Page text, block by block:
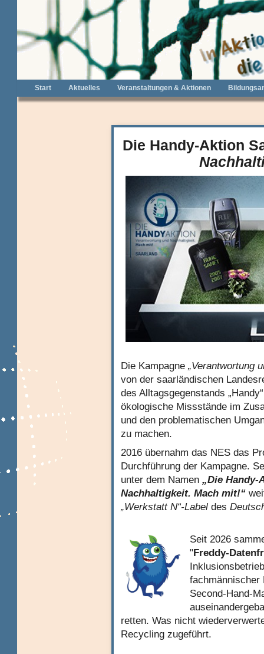
Start Aktuelles Veranstaltungen & Aktionen
Die Handy-Aktion
Die Kampagne „Verantwortung
von der saarländischen
des Alltagsgegenstands
ökologische Missstände im
und den problematischen
zu machen.
2016 übernahm das NES das
Durchführung der Kampagne.
unter dem Namen „Die Handy-
Nachhaltigkeit. Mach mit!“
„Werkstatt N“-Label des
Seit 2026
"Freddy-
fachmännischer
Second-Hand-
retten. Was nicht
Recycling zugeführt.